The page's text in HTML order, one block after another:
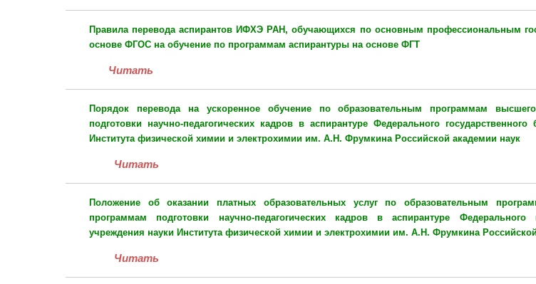
Правилаперевода аспирантов ИФХЭ РАН, обучающихся по основным профессиональным
основе ФГОС на обучение по программам аспирантуры на основе ФГТ
Читать
Порядок перевода на ускоренное обучение по образовательным программам
подготовки научно-педагогических кадров в аспирантуре Федерального
Института физической химии и электрохимии им. А.Н. Фрумкина Российской академии наук
Читать
Положение об оказании платных образовательных услуг по образовательным
программам подготовки научно-педагогических кадров в аспирантуре Федерального
учреждения науки Института физической химии и электрохимии им. А.Н. Фрумкина
Читать